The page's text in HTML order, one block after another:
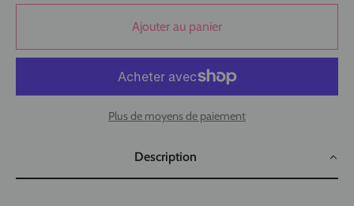
Ajouter au panier
Plus de moyens de paiement
Description